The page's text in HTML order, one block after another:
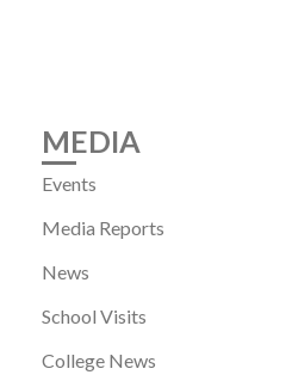
MEDIA
Events
Media Reports
News
School Visits
College News